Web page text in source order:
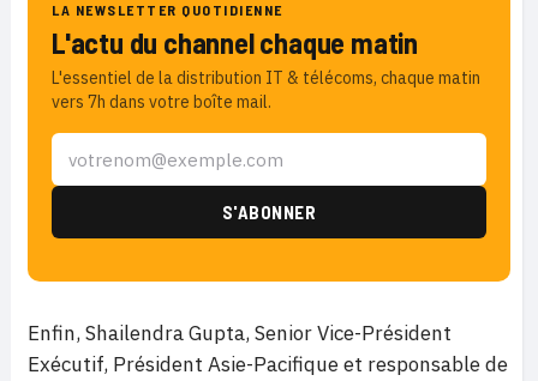
LA NEWSLETTER QUOTIDIENNE
L'actu du channel chaque matin
L'essentiel de la distribution IT & télécoms, chaque matin
vers 7h dans votre boîte mail.
Enfin, Shailendra Gupta, Senior Vice-Président
Exécutif, Président Asie-Pacifique et responsable de